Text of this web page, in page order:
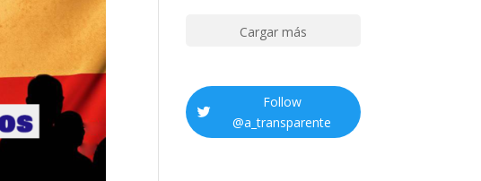
Cargar más
Follow
@a_transparente